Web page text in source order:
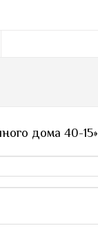
дома 40-15»